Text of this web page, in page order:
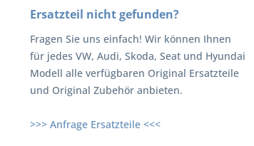
Ersatzteil nicht gefunden?
Fragen Sie uns einfach! Wir können Ihnen
für jedes VW, Audi, Skoda, Seat und Hyundai
Modell alle verfügbaren Original Ersatzteile
und Original Zubehör anbieten.
>>> Anfrage Ersatzteile <<<